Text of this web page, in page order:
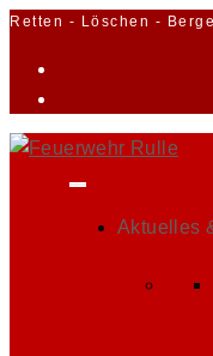
Zum
Retten - Löschen -
Aktuelles